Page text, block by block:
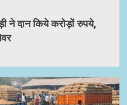
ने दान किये करोड़ों रुपये,